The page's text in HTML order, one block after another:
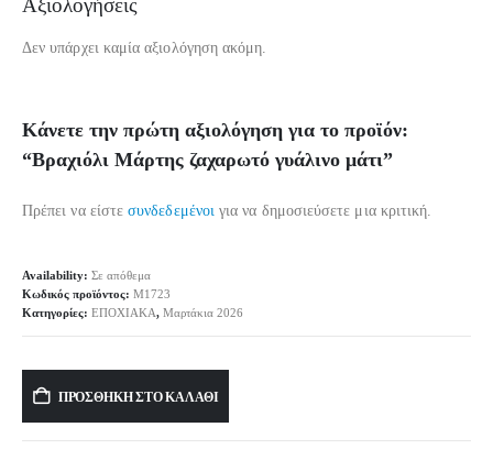
Αξιολογήσεις
Δεν υπάρχει καμία αξιολόγηση ακόμη.
Κάνετε την πρώτη αξιολόγηση για το προϊόν:
“Βραχιόλι Μάρτης ζαχαρωτό γυάλινο μάτι”
Πρέπει να είστεσυνδεδεμένοιγια να δημοσιεύσετε μια κριτική.
Availability: Σε απόθεμα
Κωδικός προϊόντος: M1723
Κατηγορίες: ΕΠΟΧΙΑΚΑ, Μαρτάκια 2026
ΠΡΟΣΘΉΚΗ ΣΤΟ ΚΑΛΆΘΙ
Alternative: